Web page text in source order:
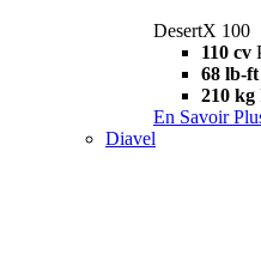
DesertX 100
110 cv
68 lb-ft
210 kg
En Savoir
Diavel